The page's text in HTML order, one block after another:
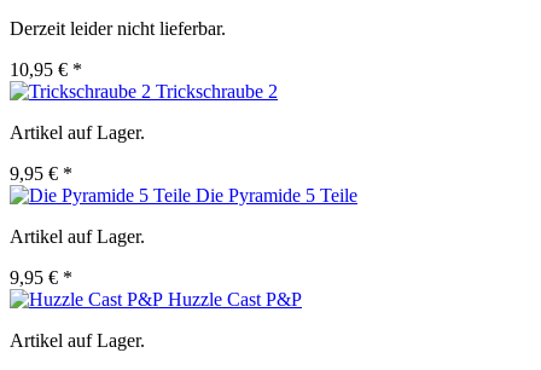
Derzeit leider nicht lieferbar.
10,95 € *
Trickschraube 2
Artikel auf Lager.
9,95 € *
Die Pyramide 5 Teile
Artikel auf Lager.
9,95 € *
Huzzle Cast P&P
Artikel auf Lager.